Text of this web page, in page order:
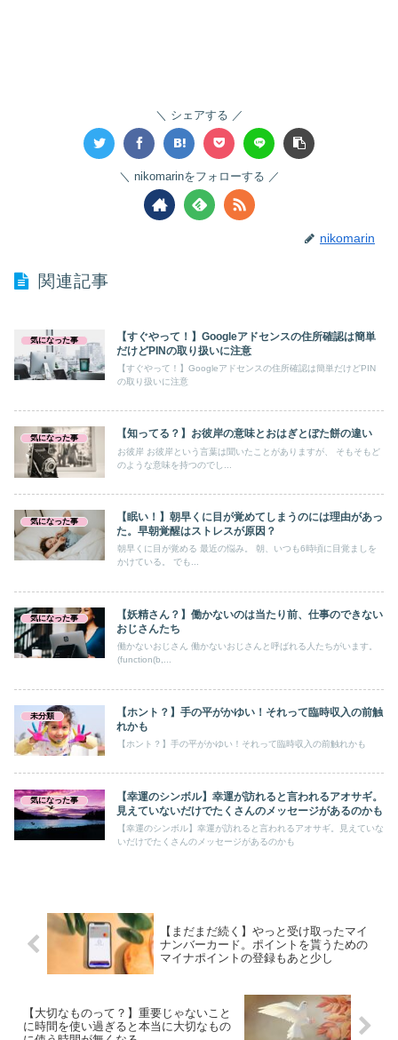
シェアする
nikomarinをフォローする
nikomarin
関連記事
気になった事
【すぐやって！】Googleアドセンスの住所確認は簡単
だけどPINの取り扱いに注意
【すぐやって！】Googleアドセンスの住所確認は簡単だけどPIN
の取り扱いに注意
気になった事 【知ってる？】お彼岸の意味とおはぎとぼた餅の違い
お彼岸 お彼岸という言葉は聞いたことがありますが、 そもそもど
のような意味を持つのでし...
気になった事
【眠い！】朝早くに目が覚めてしまうのには理由があっ
た。早朝覚醒はストレスが原因？
朝早くに目が覚める 最近の悩み。 朝、いつも6時頃に目覚ましを
かけている。 でも...
気になった事
【妖精さん？】働かないのは当たり前、仕事のできない
おじさんたち
働かないおじさん 働かないおじさんと呼ばれる人たちがいます。
(function(b,...
未分類
【ホント？】手の平がかゆい！それって臨時収入の前触
れかも
【ホント？】手の平がかゆい！それって臨時収入の前触れかも
気になった事
【幸運のシンボル】幸運が訪れると言われるアオサギ。
見えていないだけでたくさんのメッセージがあるのかも
【幸運のシンボル】幸運が訪れると言われるアオサギ。見えていな
いだけでたくさんのメッセージがあるのかも
【まだまだ続く】やっと受け取ったマイ
ナンバーカード。ポイントを貰うための
マイナポイントの登録もあと少し
【大切なものって？】重要じゃないこと
に時間を使い過ぎると本当に大切なもの